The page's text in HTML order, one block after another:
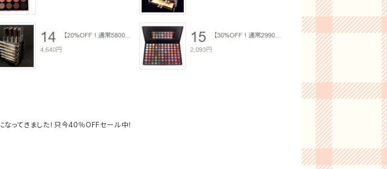
ってきました！只今40％OFFセール中！